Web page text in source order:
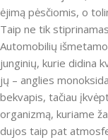
ėjimą pėsčiomis, o
Taip ne tik
Automobilių
junginių, kurie didina
jų – anglies
bekvapis, tačiau
organizmą, kuriame
dujos taip pat